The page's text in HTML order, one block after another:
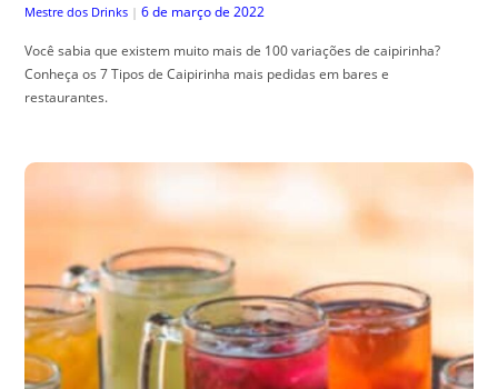
Mestre dos Drinks | 6 de março de 2022
Você sabia que existem muito mais de 100 variações de caipirinha?
Conheça os 7 Tipos de Caipirinha mais pedidas em bares e
restaurantes.